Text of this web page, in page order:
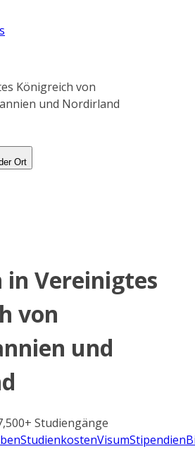
Königreich von
und Nordirland
Ort
in Vereinigtes
von
und
Studiengänge
StudienkostenVisumStipendien